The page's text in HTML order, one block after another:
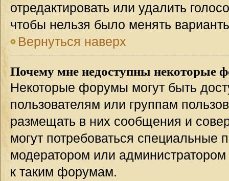
отредактировать или удалить
чтобы нельзя было менять
Вернуться наверх
Почему мне недоступны некоторые
Некоторые форумы могут быть
пользователям или группам
размещать в них сообщения и
могут потребоваться специальные
модератором или
к таким форумам.